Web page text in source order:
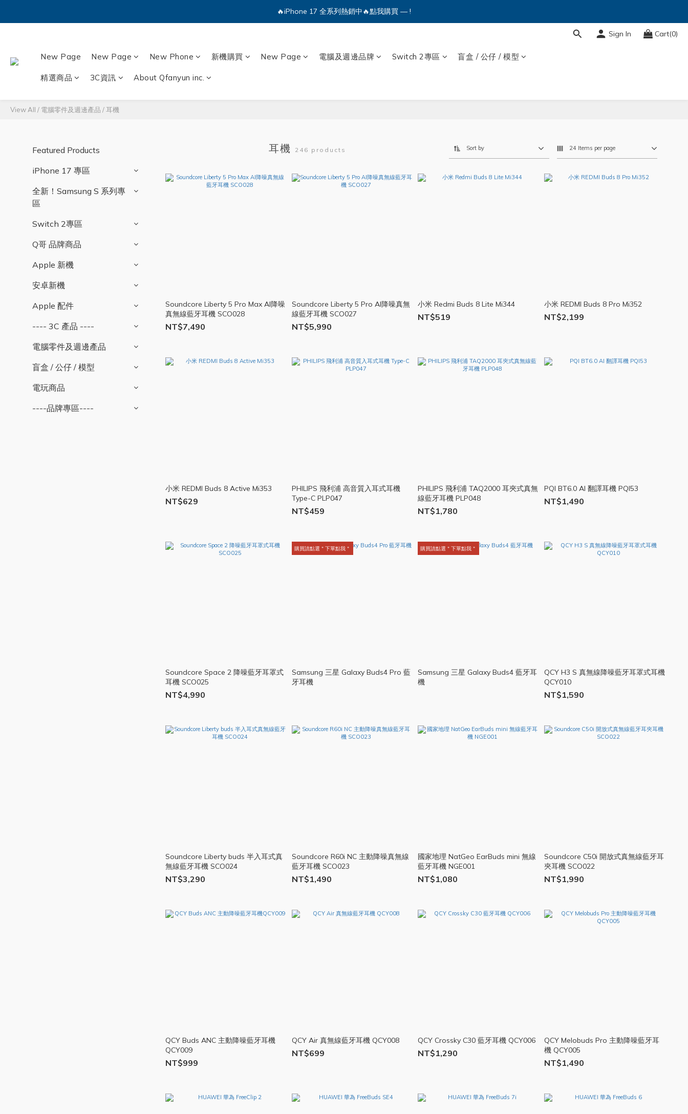
🔥iPhone 17 全系列熱銷中🔥點我購買 — !
🔥iPhone 17 全系列熱銷中🔥點我購買 — !
🔥iPhone 17 全系列熱銷中🔥點我購買 — !
Sign In Cart(0)
New Page New Page New Phone 新機購買 New Page 電腦及週邊品牌 Switch 2專區 盲盒 / 公仔 / 模型
精選商品 3C資訊 About Qfanyun inc.
View All / 電腦零件及週邊產品 /耳機
Featured Products
iPhone 17 專區
全新！Samsung S 系列專
區
Switch 2專區
Q哥 品牌商品
Apple 新機
安卓新機
Apple 配件
---- 3C 產品 ----
電腦零件及週邊產品
盲盒 / 公仔 / 模型
電玩商品
----品牌專區----
耳機 246 products Sort by 24 Items per page
Soundcore Liberty 5 Pro Max AI降噪
真無線藍牙耳機 SCO028
NT$7,490
Soundcore Liberty 5 Pro AI降噪真無
線藍牙耳機 SCO027
NT$5,990
小米 Redmi Buds 8 Lite Mi344
NT$519
小米 REDMI Buds 8 Pro Mi352
NT$2,199
小米 REDMI Buds 8 Active Mi353
NT$629
PHILIPS 飛利浦 高音質入耳式耳機
Type-C PLP047
NT$459
PHILIPS 飛利浦 TAQ2000 耳夾式真無
線藍牙耳機 PLP048
NT$1,780
PQI BT6.0 AI 翻譯耳機 PQI53
NT$1,490
Soundcore Space 2 降噪藍牙耳罩式
耳機 SCO025
NT$4,990
購買請點選＂下單點我＂
Samsung 三星 Galaxy Buds4 Pro 藍
牙耳機
購買請點選＂下單點我＂
Samsung 三星 Galaxy Buds4 藍牙耳
機
QCY H3 S 真無線降噪藍牙耳罩式耳機
QCY010
NT$1,590
Soundcore Liberty buds 半入耳式真
無線藍牙耳機 SCO024
NT$3,290
Soundcore R60i NC 主動降噪真無線
藍牙耳機 SCO023
NT$1,490
國家地理 NatGeo EarBuds mini 無線
藍牙耳機 NGE001
NT$1,080
Soundcore C50i 開放式真無線藍牙耳
夾耳機 SCO022
NT$1,990
QCY Buds ANC 主動降噪藍牙耳機
QCY009
NT$999
QCY Air 真無線藍牙耳機 QCY008
NT$699
QCY Crossky C30 藍牙耳機 QCY006
NT$1,290
QCY Melobuds Pro 主動降噪藍牙耳
機 QCY005
NT$1,490